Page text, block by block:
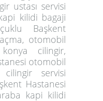
ustası servisi
kilidi bagaji
Başkent
otomobil
cilingir,
otomobil
servisi
Hastanesi
kapi kilidi